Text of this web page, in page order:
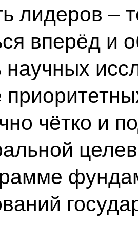
лидеров –
вперёд и
научных
чётко и